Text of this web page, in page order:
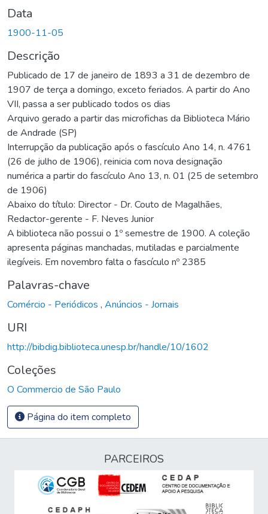
Data
1900-11-05
Descrição
Publicado de 17 de janeiro de 1893 a 31 de dezembro de
1907 de terça a domingo, exceto feriados. A partir do Ano
VII, passa a ser publicado todos os dias
Arquivo gerado a partir das microfichas da Biblioteca Mário
de Andrade (SP)
Interrupção da publicação após o fascículo Ano 14, n. 4761
(26 de julho de 1906), reinicia com nova designação
numérica a partir do fascículo Ano 13, n. 01 (25 de setembro
de 1906)
Abaixo do título: Director - Dr. Couto de Magalhães,
Redactor-gerente - F. Neves Junior
A biblioteca não possui o 1º semestre de 1900. A coleção
apresenta páginas manchadas, mutiladas e parcialmente
ilegíveis. Em novembro falta o fascículo nº 2385
Palavras-chave
Comércio - Periódicos , Anúncios - Jornais
URI
http://bibdig.biblioteca.unesp.br/handle/10/1602
Coleções
O Commercio de São Paulo
Página do item completo
PARCEIROS